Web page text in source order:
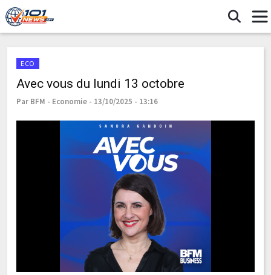
ECO
Avec vous du lundi 13 octobre
Par BFM - Economie - 13/10/2025 - 13:16